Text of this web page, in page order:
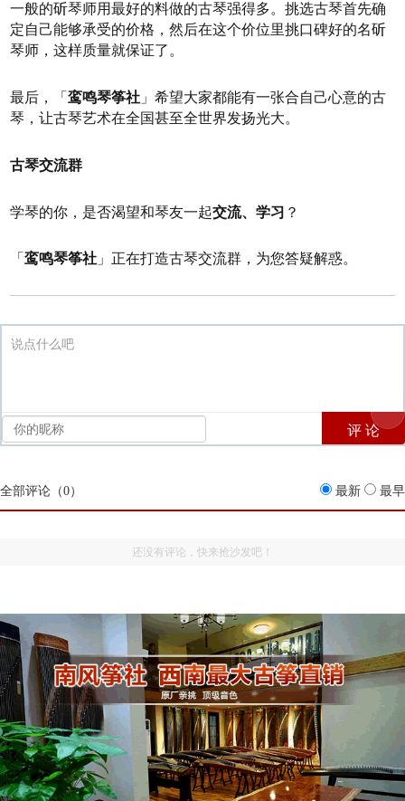
一般的斫琴师用最好的料做的古琴强得多。挑选古琴首先确
定自己能够承受的价格，然后在这个价位里挑口碑好的名斫
琴师，这样质量就保证了。
最后， 「鸾鸣琴筝社 」希望大家都能有一张合自己心意的古
琴，让古琴艺术在全国甚至全世界发扬光大。
古琴交流群
学琴的你，是否渴望和琴友一起交流、学习 ？
「鸾鸣琴筝社 」正在打造古琴交流群，为您答疑解惑。
说点什么吧
全部评论（0） 最新 最早
还没有评论，快来抢沙发吧！